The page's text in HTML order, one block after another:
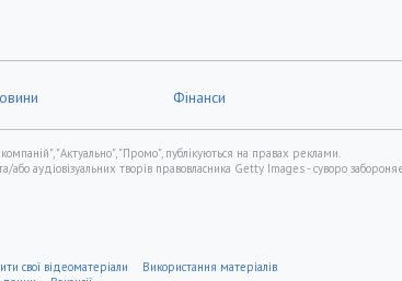
Фінанси
"Актуально", "Промо", публікуються на правах реклами.
аудіовізуальних творів правовласника Getty Images - суворо
свої відеоматеріали
Використання матеріалів